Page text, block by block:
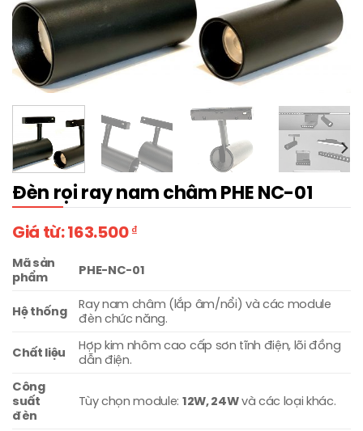
Đèn rọi ray nam châm PHE NC-01
Giá từ:163.500₫
Mã sản
phẩm PHE-NC-01
Hệ thống
Ray nam châm (lắp âm/nổi) và các module
đèn chức năng.
Chất liệu
Hợp kim nhôm cao cấp sơn tĩnh điện, lõi đồng
dẫn điện.
Công
suất
đèn
Tùy chọn module: 12W, 24Wvà các loại khác.